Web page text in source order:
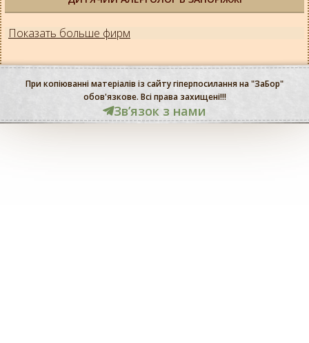
Показать больше фирм
При копіюванні матеріалів із сайту гіперпосилання на "ЗаБор"
обов'язкове. Всі права захищені!!!
Звʼязок з нами